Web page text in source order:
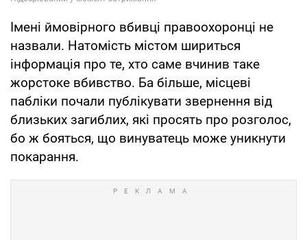
Імені ймовірного вбивці правоохоронці не
назвали. Натомість містом шириться
інформація про те, хто саме вчинив таке
жорстоке вбивство. Ба більше, місцеві
пабліки почали публікувати звернення від
близьких загиблих, які просять про розголос,
бо ж бояться, що винуватець може уникнути
покарання.